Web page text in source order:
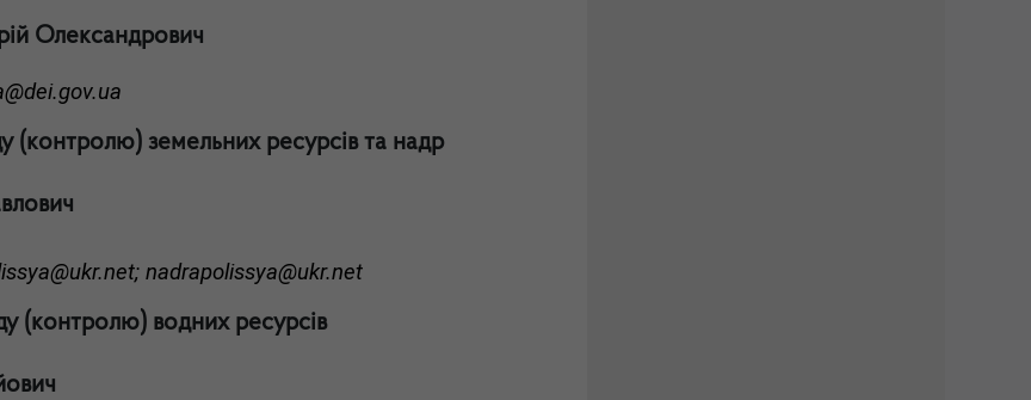
Олександрович
(контролю) земельних ресурсів та надр
nadrapolissya@ukr.net
(контролю) водних ресурсів